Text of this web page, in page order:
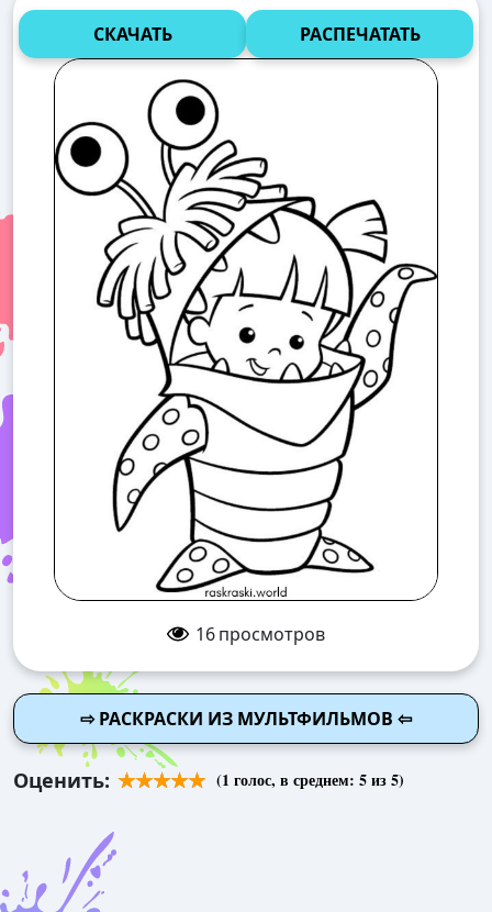
СКАЧАТЬ РАСПЕЧАТАТЬ
16просмотров
⇨ РАСКРАСКИ ИЗ МУЛЬТФИЛЬМОВ ⇦
Оценить: (1 голос, в среднем: 5из 5)